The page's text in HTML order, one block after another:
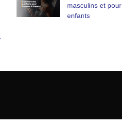
masculins et pour
enfants